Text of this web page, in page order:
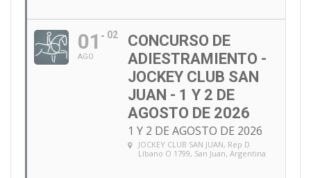
01
AGO
02
CONCURSO DE
ADIESTRAMIENTO -
JOCKEY CLUB SAN
JUAN - 1 Y 2 DE
AGOSTO DE 2026
1 Y 2 DE AGOSTO DE 2026
JOCKEY CLUB SAN JUAN, Rep D
Líbano O 1799, San Juan, Argentina